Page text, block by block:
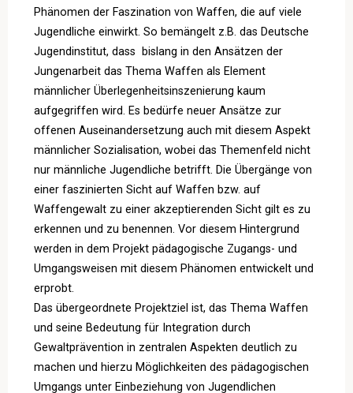
Phänomen der Faszination von Waffen, die auf viele
Jugendliche einwirkt. So bemängelt z.B. das Deutsche
Jugendinstitut, dass bislang in den Ansätzen der
Jungenarbeit das Thema Waffen als Element
männlicher Überlegenheitsinszenierung kaum
aufgegriffen wird. Es bedürfe neuer Ansätze zur
offenen Auseinandersetzung auch mit diesem Aspekt
männlicher Sozialisation, wobei das Themenfeld nicht
nur männliche Jugendliche betrifft. Die Übergänge von
einer faszinierten Sicht auf Waffen bzw. auf
Waffengewalt zu einer akzeptierenden Sicht gilt es zu
erkennen und zu benennen. Vor diesem Hintergrund
werden in dem Projekt pädagogische Zugangs- und
Umgangsweisen mit diesem Phänomen entwickelt und
erprobt.
Das übergeordnete Projektziel ist, das Thema Waffen
und seine Bedeutung für Integration durch
Gewaltprävention in zentralen Aspekten deutlich zu
machen und hierzu Möglichkeiten des pädagogischen
Umgangs unter Einbeziehung von Jugendlichen